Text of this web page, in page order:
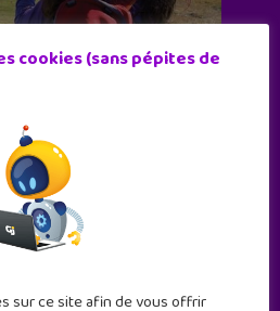
cookies (sans pépites de
sur ce site afin de vous offrir